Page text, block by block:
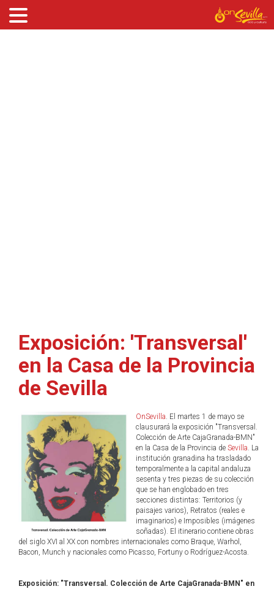
Exposición: 'Transversal'
en la Casa de la Provincia
de Sevilla
OnSevilla. El martes 1 de mayo se
clausurará la exposición "Transversal.
Colección de Arte CajaGranada-BMN"
en la Casa de la Provincia de Sevilla. La
institución granadina ha trasladado
temporalmente a la capital andaluza
sesenta y tres piezas de su colección
que se han englobado en tres
secciones distintas: Territorios (y
paisajes varios), Retratos (reales e
imaginarios) e Imposibles (imágenes
soñadas). El itinerario contiene obras
del siglo XVI al XX con nombres internacionales como Braque, Warhol,
Bacon, Munch y nacionales como Picasso, Fortuny o Rodríguez-Acosta.
Exposición: "Transversal. Colección de Arte CajaGranada-BMN" en